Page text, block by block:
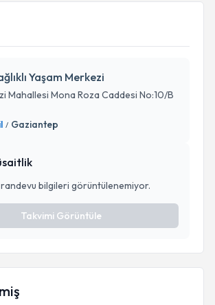
Yaşam Merkezi
Mahallesi Mona Roza Caddesi No:10/B
/ Gaziantep
bilgileri görüntülenemiyor.
Takvimi Görüntüle